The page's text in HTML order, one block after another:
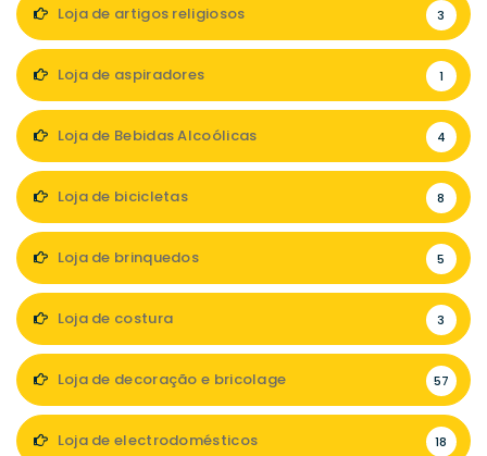
Loja de artigos religiosos 3
Loja de aspiradores 1
Loja de Bebidas Alcoólicas 4
Loja de bicicletas 8
Loja de brinquedos 5
Loja de costura 3
Loja de decoração e bricolage 57
Loja de electrodomésticos 18